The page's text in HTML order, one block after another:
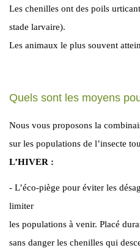
Les chenilles ont des poils
stade larvaire).
Les animaux le plus souvent
Quels sont les moyens
Nous vous proposons la
sur les populations de l’insecte
L’HIVER :
- L’éco-piège pour éviter les
limiter
les populations à venir. Placé
sans danger les chenilles qui